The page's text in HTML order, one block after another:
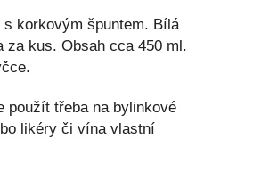
s korkovým špuntem. Bílá
za kus. Obsah cca 450 ml.
použít třeba na bylinkové
likéry či vína vlastní